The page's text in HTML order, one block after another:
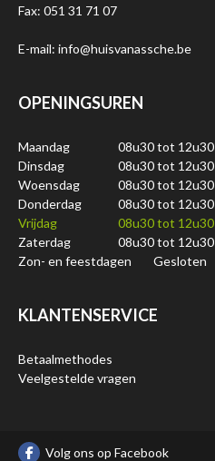
Fax: 051 31 71 07
E-mail: info@huisvanassche.be
OPENINGSUREN
Maandag 08u30 tot 12u30
Dinsdag
08u30 tot 12u30
Woensdag
08u30 tot 12u30
Donderdag
08u30 tot 12u30
Vrijdag
08u30 tot 12u30
Zaterdag
08u30 tot 12u30
Zon- en feestdagen
Gesloten
KLANTENSERVICE
Betaalmethodes
Veelgestelde vragen
Volg ons op Facebook